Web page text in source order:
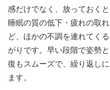
感だけでなく、放っておく
睡眠の質の低下・疲れの取
ど、ほかの不調を連れてく
がりです。早い段階で姿勢
復もスムーズで、繰り返し
ます。